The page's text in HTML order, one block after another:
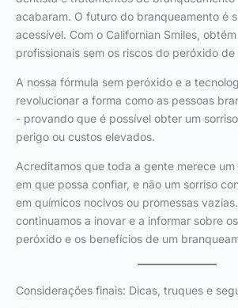
acabaram. O futuro do branqueamento é
acessível. Com o Californian Smiles,
profissionais sem os riscos do peróxido de
A nossa fórmula sem peróxido e a
revolucionar a forma como as pessoas
- provando que é possível obter um
perigo ou custos elevados.
Acreditamos que toda a gente merece
em que possa confiar, e não um sorriso
em químicos nocivos ou promessas
continuamos a inovar e a informar sobre
peróxido e os benefícios de um
Considerações finais: Dicas, truques e